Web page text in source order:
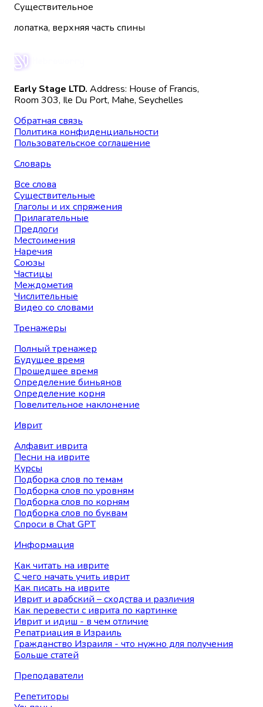
Существительное
лопатка, верхняя часть спины
Early Stage LTD. Address: House of Francis,
Room 303, Ile Du Port, Mahe, Seychelles
Обратная связь
Политика конфиденциальности
Пользовательское соглашение
Словарь
Все слова
Существительные
Глаголы и их спряжения
Прилагательные
Предлоги
Местоимения
Наречия
Союзы
Частицы
Междометия
Числительные
Видео со словами
Тренажеры
Полный тренажер
Будущее время
Прошедшее время
Определение биньянов
Определение корня
Повелительное наклонение
Иврит
Алфавит иврита
Песни на иврите
Курсы
Подборка слов по темам
Подборка слов по уровням
Подборка слов по корням
Подборка слов по буквам
Спроси в Chat GPT
Информация
Как читать на иврите
С чего начать учить иврит
Как писать на иврите
Иврит и арабский – сходства и различия
Как перевести с иврита по картинке
Иврит и идиш - в чем отличие
Репатриация в Израиль
Гражданство Израиля - что нужно для получения
Больше статей
Преподаватели
Репетиторы